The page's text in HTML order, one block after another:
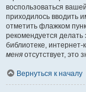
воспользоваться
приходилось вводить
отметить флажком
рекомендуется
библиотеке, интернет-
меня отсутствует, это
Вернуться к началу